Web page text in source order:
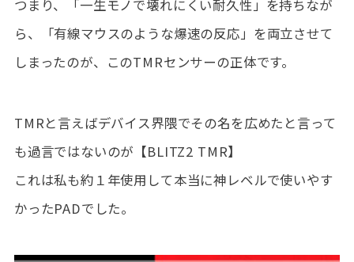
つまり、「一生モノで壊れにくい耐久性」を持ちなが
ら、「有線マウスのような爆速の反応」を両立させて
しまったのが、このTMRセンサーの正体です。
TMRと言えばデバイス界隈でその名を広めたと言って
も過言ではないのが【BLITZ2 TMR】
これは私も約１年使用して本当に神レベルで使いやす
かったPADでした。